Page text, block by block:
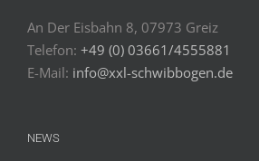
An Der Eisbahn 8, 07973 Greiz
Telefon: +49 (0) 03661/4555881
E-Mail: info@xxl-schwibbogen.de
NEWS